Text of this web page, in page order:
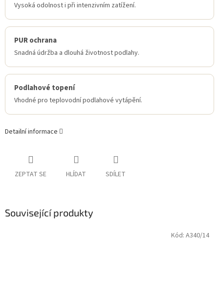
Vysoká odolnost i při intenzivním zatížení.
PUR ochrana
Snadná údržba a dlouhá životnost podlahy.
Podlahové topení
Vhodné pro teplovodní podlahové vytápění.
Detailní informace
ZEPTAT SE HLÍDAT SDÍLET
Související produkty
Kód: A340/14